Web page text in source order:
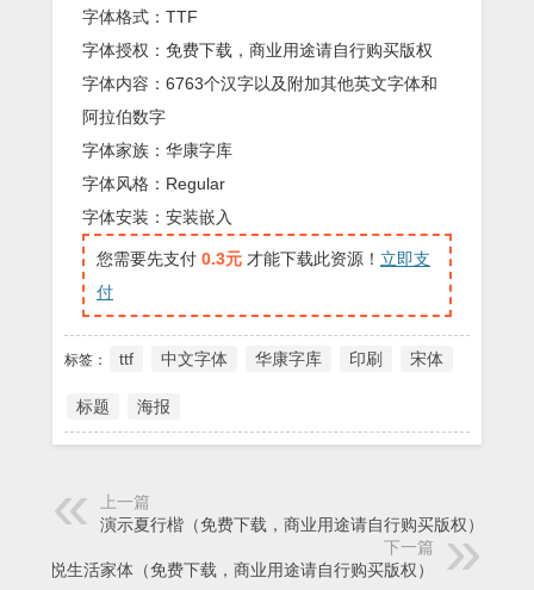
字体格式：TTF
字体授权：免费下载，商业用途请自行购买版权
字体内容：6763个汉字以及附加其他英文字体和
阿拉伯数字
字体家族：华康字库
字体风格：Regular
字体安装：安装嵌入
您需要先支付 0.3元 才能下载此资源！ 立即支
付
标签： ttf 中文字体 华康字库 印刷 宋体
标题 海报
上一篇
演示夏行楷（免费下载，商业用途请自行购买版权）
下一篇
文悦生活家体（免费下载，商业用途请自行购买版权）